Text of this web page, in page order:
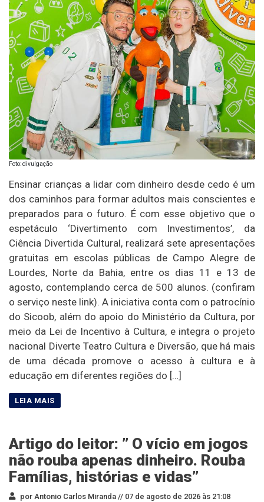
Foto: divulgação
Ensinar crianças a lidar com dinheiro desde cedo é um
dos caminhos para formar adultos mais conscientes e
preparados para o futuro. É com esse objetivo que o
espetáculo ‘Divertimento com Investimentos’, da
Ciência Divertida Cultural, realizará sete apresentações
gratuitas em escolas públicas de Campo Alegre de
Lourdes, Norte da Bahia, entre os dias 11 e 13 de
agosto, contemplando cerca de 500 alunos. (confiram
o serviço neste link). A iniciativa conta com o patrocínio
do Sicoob, além do apoio do Ministério da Cultura, por
meio da Lei de Incentivo à Cultura, e integra o projeto
nacional Diverte Teatro Cultura e Diversão, que há mais
de uma década promove o acesso à cultura e à
educação em diferentes regiões do […]
Artigo do leitor: ” O vício em jogos
não rouba apenas dinheiro. Rouba
Famílias, histórias e vidas”
por Antonio Carlos Miranda // 07 de agosto de 2026 às 21:08